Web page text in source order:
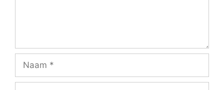
Naam